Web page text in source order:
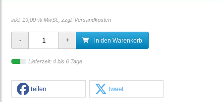
inkl. 19,00 % MwSt., zzgl. Versandkosten
in den Warenkorb
Lieferzeit: 4 bis 6 Tage
teilen tweet